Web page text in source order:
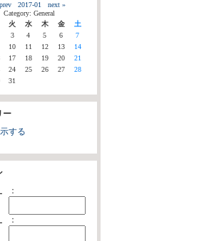
2017-01
next »
Category: General
火 水 木 金
土
3 4 5 6
7
10 11 12 13
14
17 18 19 20
21
24 25 26 27
28
31
ー
する
：
：